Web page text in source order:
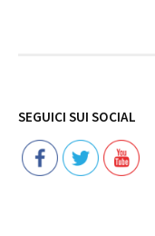
SEGUICI SUI SOCIAL